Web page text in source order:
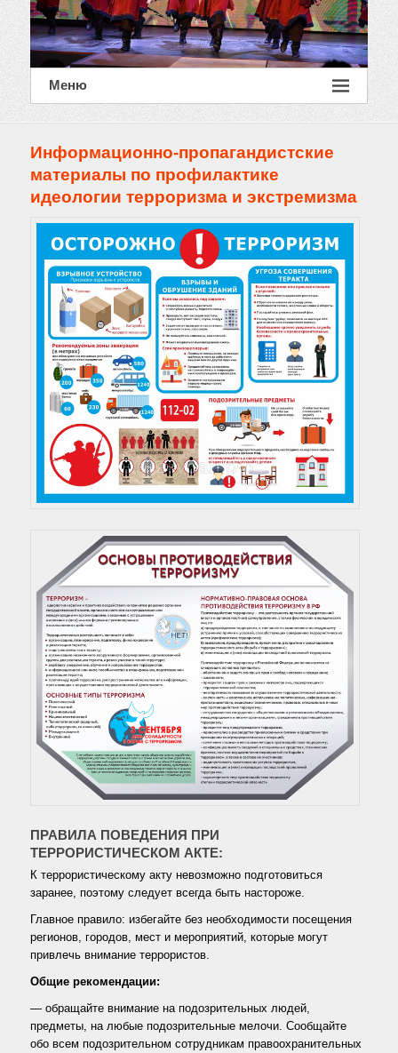
Меню
Информационно-пропагандистские
материалы по профилактике
идеологии терроризма и экстремизма
ПРАВИЛА ПОВЕДЕНИЯ ПРИ
ТЕРРОРИСТИЧЕСКОМ АКТЕ:
К террористическому акту невозможно подготовиться
заранее, поэтому следует всегда быть настороже.
Главное правило: избегайте без необходимости посещения
регионов, городов, мест и мероприятий, которые могут
привлечь внимание террористов.
Общие рекомендации:
— обращайте внимание на подозрительных людей,
предметы, на любые подозрительные мелочи. Сообщайте
обо всем подозрительном сотрудникам правоохранительных